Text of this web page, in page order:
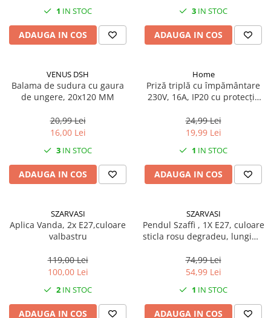
Pavaje si borduri
Programatoare stropire
Termometre Meteo
Umbrele si pavilioane gradina
Unelte gradinarit
Balsam de rufe profesional
Detergenti de vase profesionali
Detergenti lichizi profesionali
Igiena si Ingrijire personala
Pachet curățenie
Sapun de maini profesional
Sisteme de dozaj profesionale
Solutii curatenie super
1 IN STOC
ADAUGA IN COS
3 IN STOC
ADAUGA IN COS
VENUS DSH
Balama de sudura cu gaura
de ungere, 20x120 MM
20,99 Lei
16,00 Lei
3 IN STOC
ADAUGA IN COS
Home
Priză triplă cu împământare
230V, 16A, IP20 cu protecție
24,99 Lei
19,99 Lei
1 IN STOC
ADAUGA IN COS
SZARVASI
Aplica Vanda, 2x E27,culoare
valbastru
119,00 Lei
100,00 Lei
2 IN STOC
ADAUGA IN COS
SZARVASI
Pendul Szaffi , 1X E27, culoare
sticla rosu degradeu, lungime
74,99 Lei
54,99 Lei
1 IN STOC
ADAUGA IN COS